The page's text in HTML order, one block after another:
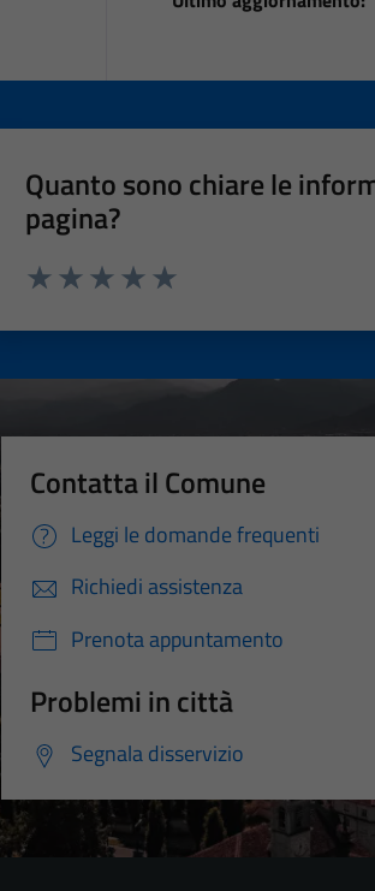
Quanto sono chiare le
pagina?
Contatta il Comune
Leggi le domande frequenti
Richiedi assistenza
Prenota appuntamento
Problemi in città
Segnala disservizio